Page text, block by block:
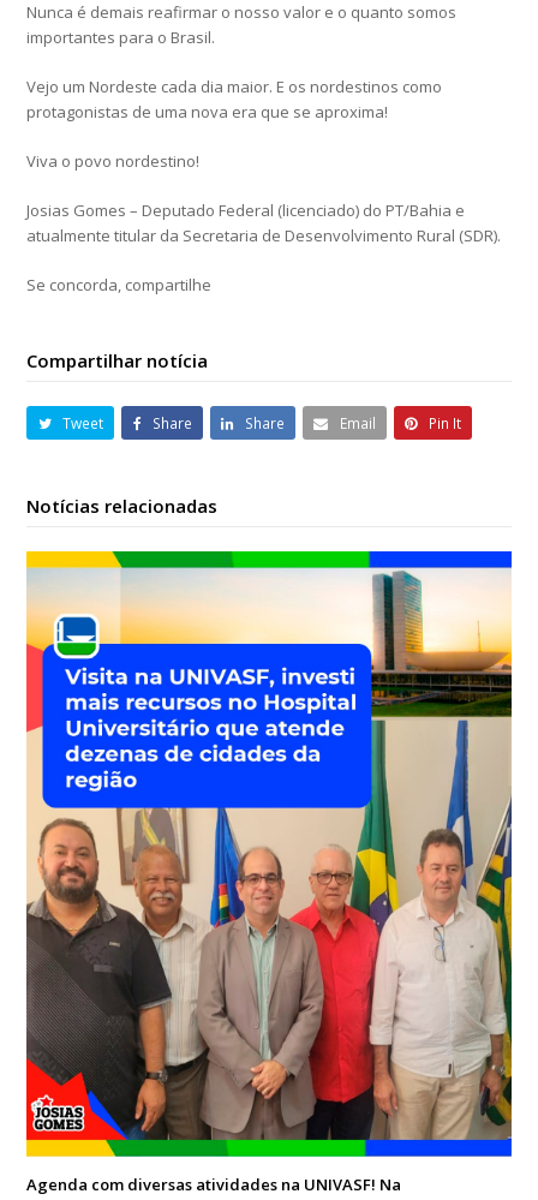
Nunca é demais reafirmar o nosso valor e o quanto somos
importantes para o Brasil.
Vejo um Nordeste cada dia maior. E os nordestinos como
protagonistas de uma nova era que se aproxima!
Viva o povo nordestino!
Josias Gomes – Deputado Federal (licenciado) do PT/Bahia e
atualmente titular da Secretaria de Desenvolvimento Rural (SDR).
Se concorda, compartilhe
Compartilhar notícia
Tweet Share Share Email Pin It
Notícias relacionadas
Agenda com diversas atividades na UNIVASF! Na